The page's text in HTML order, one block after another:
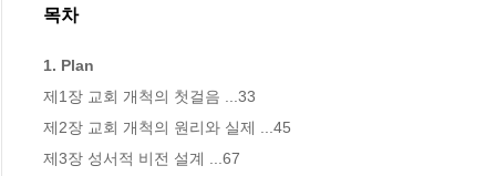
목차
1. Plan
제1장 교회 개척의 첫걸음 ...33
제2장 교회 개척의 원리와 실제 ...45
제3장 성서적 비전 설계 ...67